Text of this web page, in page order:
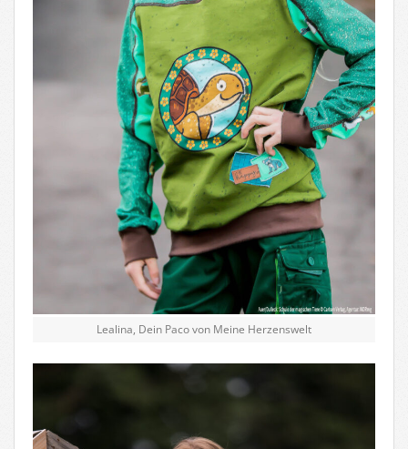
Lealina, Dein Paco von Meine Herzenswelt